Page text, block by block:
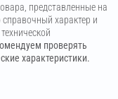
представленные на
характер и
проверять
характеристики.